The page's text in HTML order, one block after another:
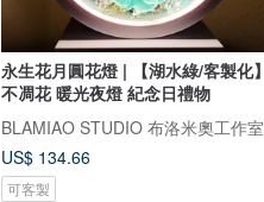
永生花月圓花燈 | 【湖水綠/客製化】
不凋花 暖光夜燈 紀念日禮物
BLAMIAO STUDIO 布洛米奧工作室
US$ 134.66
可客製